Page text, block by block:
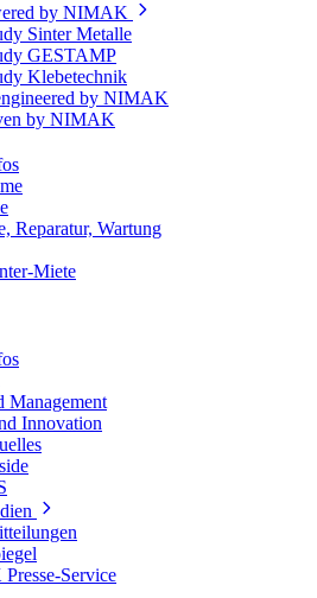
by NIMAK
Sinter Metalle
GESTAMP
Klebetechnik
by NIMAK
by NIMAK
Reparatur, Wartung
Miete
Management
Innovation
Service